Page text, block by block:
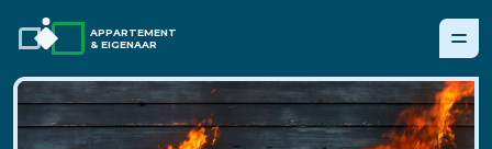
APPARTEMENT
& EIGENAAR